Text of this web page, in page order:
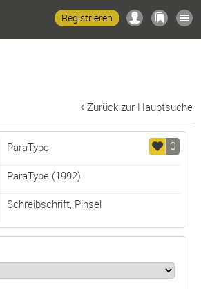
Registrieren
Zurück zur Hauptsuche
0
ParaType
ParaType(1992)
Schreibschrift, Pinsel